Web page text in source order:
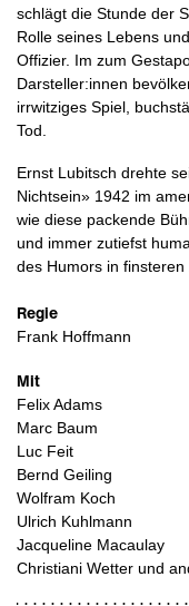
schlägt die Stunde der
Rolle seines Lebens
Offizier. Im zum
Darsteller:innen
irrwitziges Spiel,
Tod.
Ernst Lubitsch drehte
Nichtsein» 1942 im
wie diese packende
und immer zutiefst
des Humors in finsteren
Regie
Frank Hoffmann
Mit
Felix Adams
Marc Baum
Luc Feit
Bernd Geiling
Wolfram Koch
Ulrich Kuhlmann
Jacqueline Macaulay
Christiani Wetter und